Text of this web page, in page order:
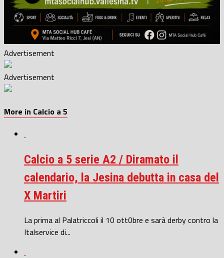
Advertisement
Advertisement
More in Calcio a 5
Calcio a 5 serie A2 / Diramato il
calendario, la Jesina debutta in casa del
X Martiri
La prima al Palatriccoli il 10 ott0bre e sarà derby contro la
Italservice di...